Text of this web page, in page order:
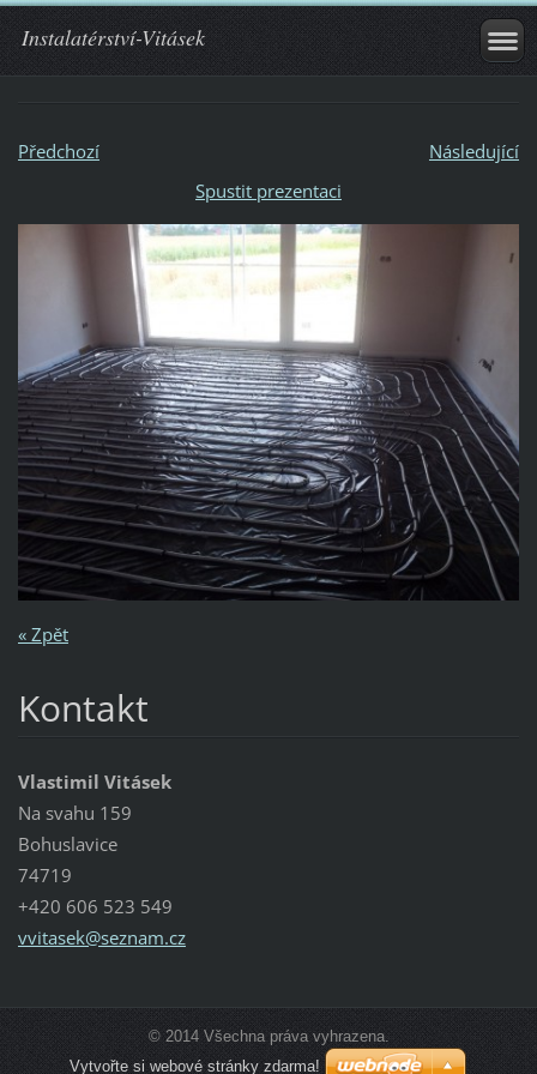
Instalatérství-Vitásek
Předchozí
Následující
Spustit prezentaci
« Zpět
Kontakt
Vlastimil Vitásek
Na svahu 159
Bohuslavice
74719
+420 606 523 549
vvitasek@seznam.cz
© 2014 Všechna práva vyhrazena.
Vytvořte si webové stránky zdarma!